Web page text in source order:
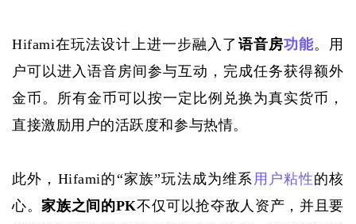
Hifami在玩法设计上进一步融入了 语音房功能。用
户可以进入语音房间参与互动，完成任务获得额外
金币。所有金币可以按一定比例兑换为真实货币，
直接激励用户的活跃度和参与热情。
此外， Hifami的“家族”玩法成为维系 用户粘性的核
心。家族之间的PK不仅可以抢夺敌人资产，并且要